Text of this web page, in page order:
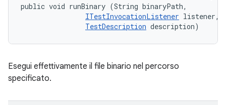
public void runBinary (String binaryPath,
ITestInvocationListener listener,
TestDescription description)
Esegui effettivamente il file binario nel percorso
specificato.